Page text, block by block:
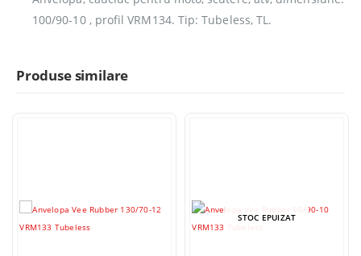
100/90-10 , profil VRM134. Tip: Tubeless, TL.
Produse similare
STOC EPUIZAT